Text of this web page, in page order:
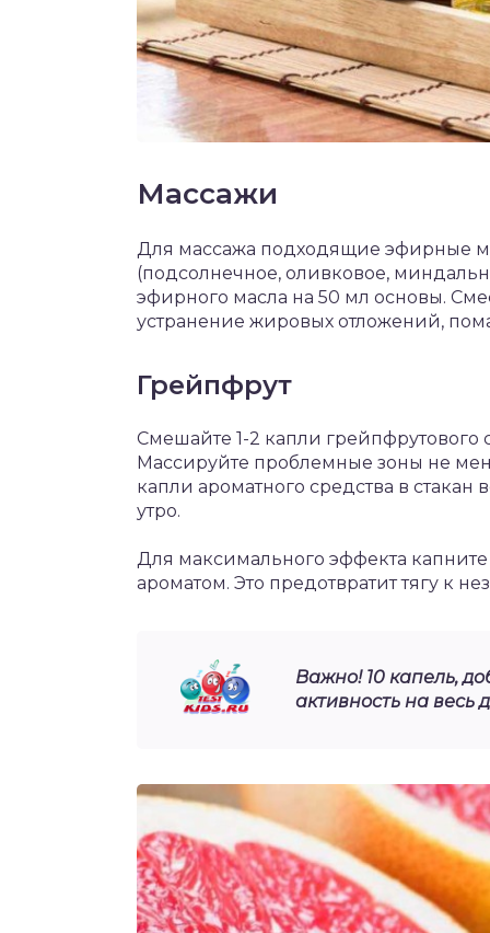
Массажи
Для массажа подходящие эфирные
(подсолнечное, оливковое,
эфирного масла на 50 мл основы.
устранение жировых отложений,
Грейпфрут
Смешайте 1-2 капли грейпфрутового
Массируйте проблемные зоны не
капли ароматного средства в
утро.
Для максимального эффекта
ароматом. Это предотвратит тягу к
Важно! 10 капель,
активность на весь